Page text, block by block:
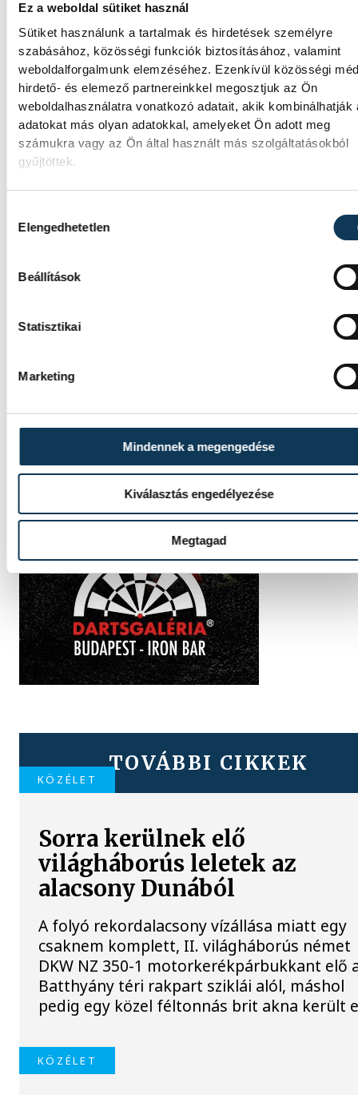
Ez a weboldal sütiket használ
Sütiket használunk a tartalmak és hirdetések személyre
szabásához, közösségi funkciók biztosításához, valamint
weboldalforgalmunk elemzéséhez. Ezenkívül közösségi
hirdető- és elemező partnereinkkel megosztjuk az Ön
weboldalhasználatra vonatkozó adatait, akik kombinálhatják
adatokat más olyan adatokkal, amelyeket Ön adott meg
számukra vagy az Ön által használt más szolgáltatásokból
gyűjtöttek.
Elengedhetetlen
Beállítások
Statisztikai
Marketing
Mindennek a megengedése
Kiválasztás engedélyezése
Megtagad
SZERZŐ
Beke G.
László
TOVÁBBI CIKKEK
KÖZÉLET
Sorra kerülnek elő
világháborús leletek az
alacsony Dunából
A folyó rekordalacsony vízállása miatt egy
csaknem komplett, II. világháborús német
DKW NZ 350-1 motorkerékpárbukkant elő
Batthyány téri rakpart sziklái alól, máshol
pedig egy közel féltonnás brit akna került
KÖZÉLET